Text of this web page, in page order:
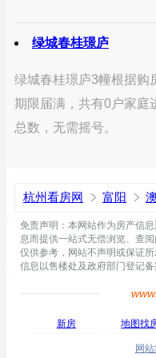
绿城春桂璟庐
绿城春桂璟庐3幢根据购
期限届满，共有0户家庭
总数，无需摇号。
杭州看房网 富阳
免责声明：本网站作为房产信
息而提供一站式无偿浏览、查
仅供参考，网站不声明或保证
信息以售楼处及政府部门登记备
新房 地图找
网